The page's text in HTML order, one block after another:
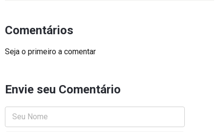
Comentários
Seja o primeiro a comentar
Envie seu Comentário